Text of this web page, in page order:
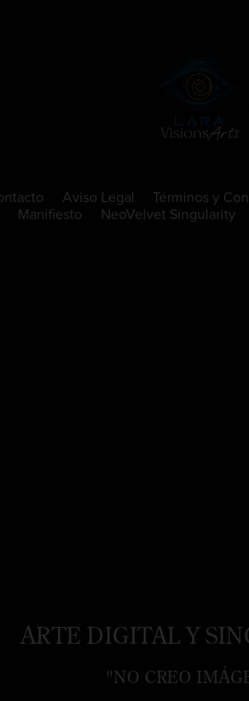
Aviso Legal Términos y
Manifiesto
NeoVelvet Singularity
ARTE DIGITAL Y
"NO CREO